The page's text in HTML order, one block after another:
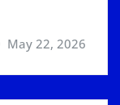
May 22, 2026